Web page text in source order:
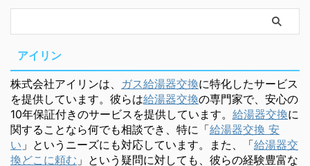
アイリン
株式会社アイリンは、 ガス給湯器交換に特化したサービス
を提供しています。彼らは給湯器交換の専門家で、安心の
10年保証付きのサービスを提供しています。 給湯器交換に
関することなら何でも相談でき、特に「給湯器交換 安
い 」というニーズにも対応しています。また、「給湯器交
換どこに頼む 」という疑問に対しても、彼らの経験豊富な